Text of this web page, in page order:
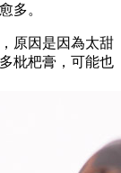
愈多。
原因是因為太甜
枇杷膏，可能也